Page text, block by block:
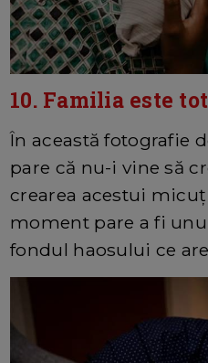
10. Familia este
În această fotografie
pare că nu-i vine să
crearea acestui
moment pare a fi
fondul haosului ce